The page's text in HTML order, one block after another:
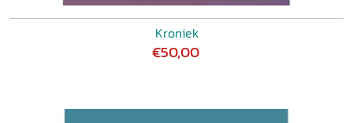
Kroniek
€50,00